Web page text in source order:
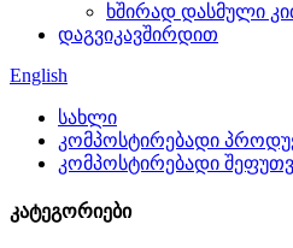
ხშირად დასმული
დაგვიკავშირდით
English
სახლი
კომპოსტირებადი
კომპოსტირებადი
კატეგორიები